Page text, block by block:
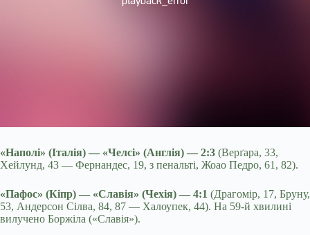
«Наполі» (Італія) — «Челсі» (Англія) — 2:3 (Верґара, 33,
Хейлунд, 43 — Фернандес, 19, з пенальті, Жоао Педро, 61, 82).
«Пафос» (Кіпр) — «Славія» (Чехія) — 4:1 (Драгомір, 17, Бруну,
53, Андерсон Сілва, 84, 87 — Халоупек, 44). На 59-й хвилині
вилучено Боржіла («Славія»).